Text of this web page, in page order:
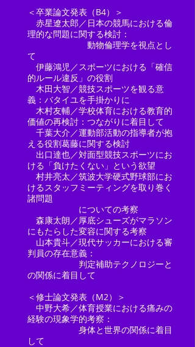
＜卒業論文発表（B4）＞
赤星遼太郎／日本の競馬における倫
理的な問題に関する検討：
動物倫理学を視点とし
て
伊藤鴻児／スポーツにおける「確信
的ルール違反」の役割
木田大智／競技スポーツを観る意
義：バタイユを手掛かりに
木村友輔／学校体育における教育的
価値の再検討：つながりに着目して
千葉大介／運動部活動の指導者が抱
える役割葛藤に関する検討
出口達也／対面型競技スポーツにお
ける「負けたくない」という欲望
村井亮太／筑波大学硬式野球部にお
けるスタッフミーティングを取り巻く
諸問題
についての考察
森康太朗／厚底シューズがマラソン
にもたらした変容に関する考察
山本貴斗／現代サッカーにおける審
判員の存在意義：
判定補助テクノロジーと
の関係に着目して
＜修士論文発表（M2）＞
中野大希／体育授業における痛みの
経験の現象学的考察：
身体と世界の関係に着目
して